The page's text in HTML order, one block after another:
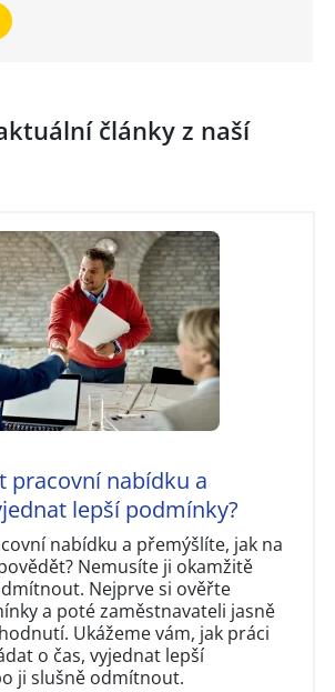
články z naší
pracovní nabídku a
lepší podmínky?
nabídku a přemýšlíte, jak na
Nemusíte ji okamžitě
Nejprve si ověřte
a poté zaměstnavateli jasně
Ukážeme vám, jak práci
o čas, vyjednat lepší
ji slušně odmítnout.